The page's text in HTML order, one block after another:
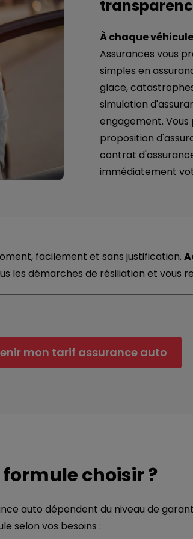
À chaque
Assurances vous
simples en
glace,
simulation
engagement.
proposition
contrat
immédiatement
facilement et sans justification.
les démarches de résiliation et vous
mon tarif assurance auto
choisir ?
auto dépendent du niveau de
selon vos besoins :